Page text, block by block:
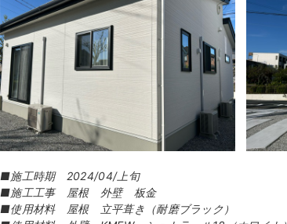
■施工時期 2024/04/上旬
■施工工事 屋根 外壁 板金
■使用材料 屋根 立平葺き（耐磨ブラック）